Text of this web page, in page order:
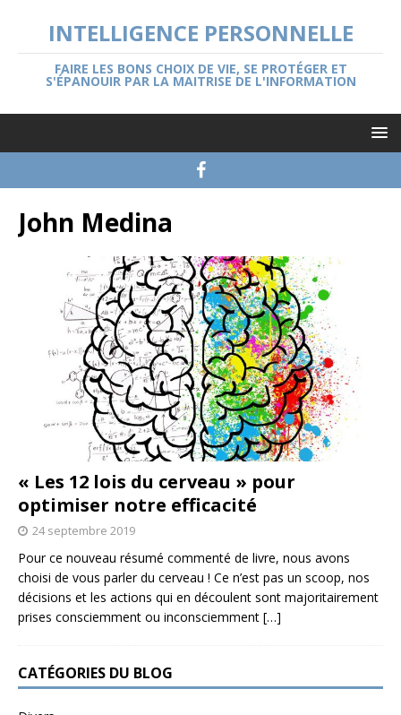
INTELLIGENCE PERSONNELLE
FAIRE LES BONS CHOIX DE VIE, SE PROTÉGER ET
S'ÉPANOUIR PAR LA MAITRISE DE L'INFORMATION
John Medina
« Les 12 lois du cerveau » pour
optimiser notre efficacité
24 septembre 2019
Pour ce nouveau résumé commenté de livre, nous avons
choisi de vous parler du cerveau ! Ce n’est pas un scoop, nos
décisions et les actions qui en découlent sont majoritairement
prises consciemment ou inconsciemment […]
CATÉGORIES DU BLOG